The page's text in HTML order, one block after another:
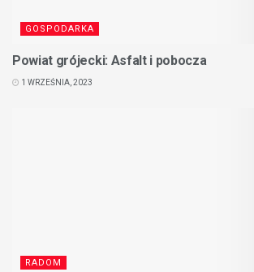
GOSPODARKA
Powiat grójecki: Asfalt i pobocza
1 WRZEŚNIA, 2023
RADOM